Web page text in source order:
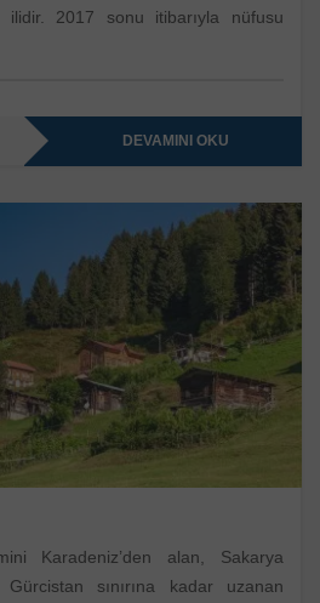
2017 sonu itibarıyla nüfusu
DEVAMINI OKU
Karadeniz’den alan, Sakarya
Gürcistan sınırına kadar uzanan